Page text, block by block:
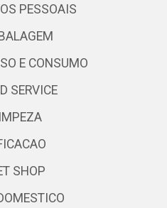
PESSOAIS
E CONSUMO
SERVICE
SHOP